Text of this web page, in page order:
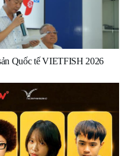
Quốc tế VIETFISH 2026